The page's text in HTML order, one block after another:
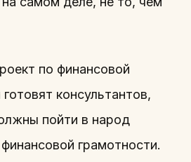
по финансовой
консультантов,
пойти в народ
грамотности.